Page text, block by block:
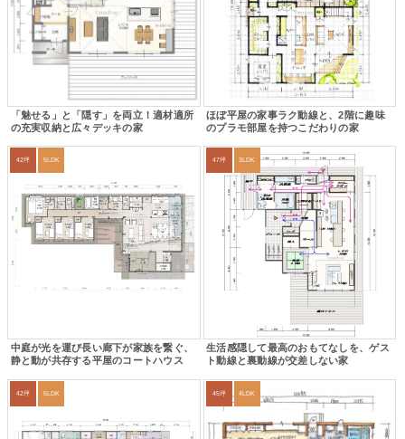
「魅せる」と「隠す」を両立！適材適所
の充実収納と広々デッキの家
ほぼ平屋の家事ラク動線と、2階に趣味
のプラモ部屋を持つこだわりの家
42坪 5LDK
中庭が光を運び長い廊下が家族を繋ぐ、
静と動が共存する平屋のコートハウス
47坪 3LDK
生活感隠して最高のおもてなしを、ゲス
ト動線と裏動線が交差しない家
42坪 5LDK 45坪 4LDK